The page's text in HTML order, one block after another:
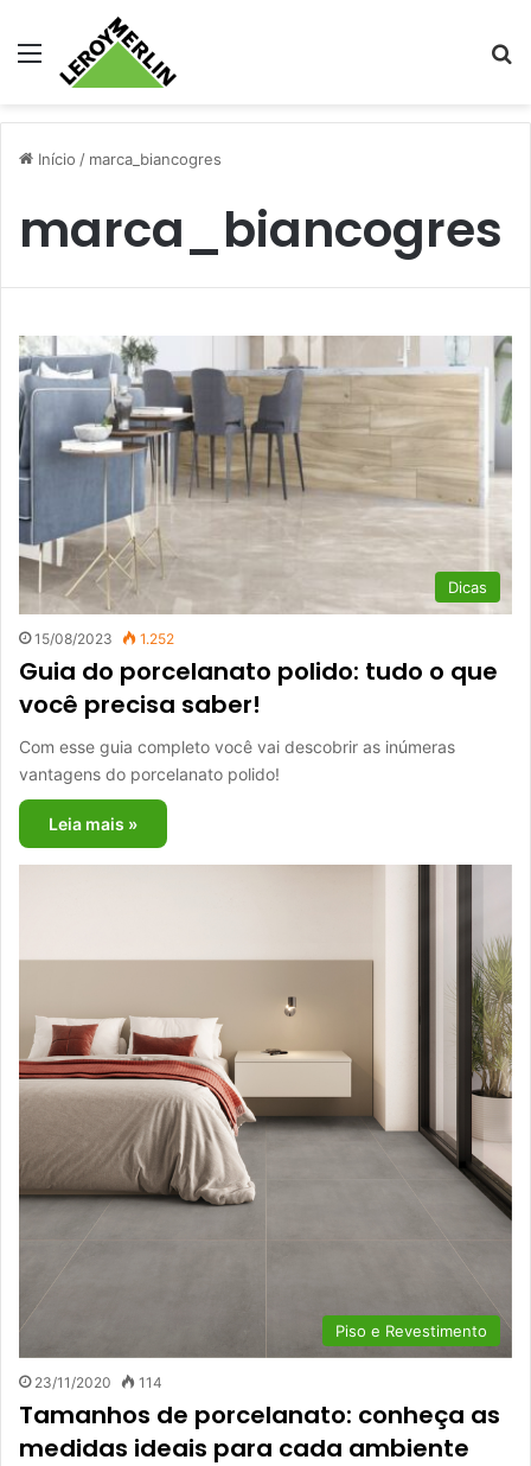
Menu
Início / marca_biancogres
marca_biancogres
Dicas
15/08/2023 1.252
Guia do porcelanato polido: tudo o que
você precisa saber!
Com esse guia completo você vai descobrir as inúmeras
vantagens do porcelanato polido!
Leia mais »
Piso e Revestimento
23/11/2020 114
Tamanhos de porcelanato: conheça as
medidas ideais para cada ambiente